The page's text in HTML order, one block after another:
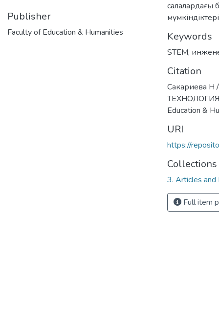
Publisher
Faculty of Education & Humanities
салалардағы
Keywords
STEM,
Citation
Сакариева
Education &
URI
https://
Collections
3. Articles and
Full item